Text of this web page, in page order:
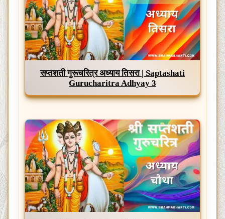
सप्तशती गुरूचरित्र अध्याय तिसरा | Saptashati
Gurucharitra Adhyay 3